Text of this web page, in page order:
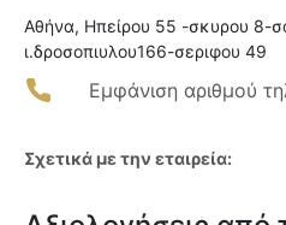
Αθήνα, Ηπείρου 55 -σκυρου 8-
ι.δροσοπιυλου166-σεριφου 49
Εμφάνιση αριθμού
Σχετικά με την εταιρεία: